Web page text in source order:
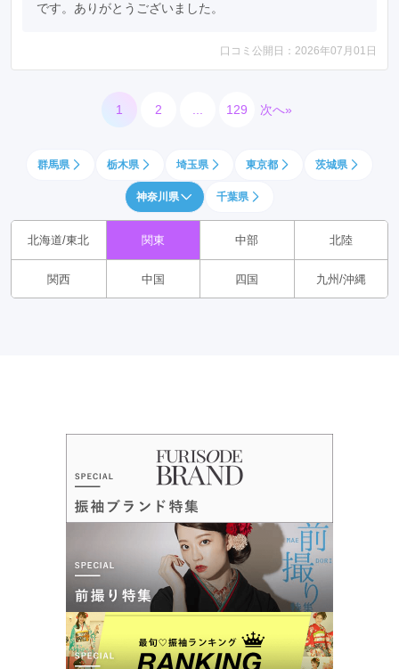
です。ありがとうございました。
口コミ公開日：2026年07月01日
1 2 129 次へ»
群馬県 栃木県 埼玉県 東京都 茨城県
神奈川県 千葉県
北海道/東北 関東 中部 北陸
関西 中国 四国 九州/沖縄